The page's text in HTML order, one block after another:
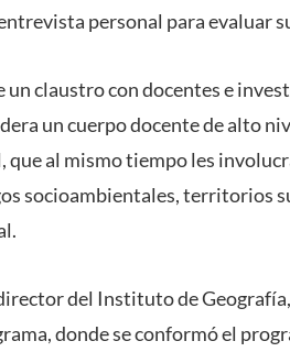
personal para evaluar
un claustro con docentes e
un cuerpo docente de alto
al mismo tiempo les
socioambientales, territorios
del Instituto de
donde se conformó el